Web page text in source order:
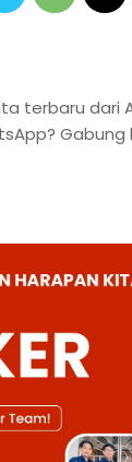
terbaru dari
Gabung